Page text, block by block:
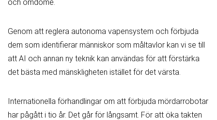
och omdöme.
Genom att reglera autonoma vapensystem och förbjuda
dem som identifierar människor som måltavlor kan vi se till
att AI och annan ny teknik kan användas för att förstärka
det bästa med mänskligheten istället för det värsta.
Internationella förhandlingar om att förbjuda mördarrobotar
har pågått i tio år. Det går för långsamt. För att öka takten